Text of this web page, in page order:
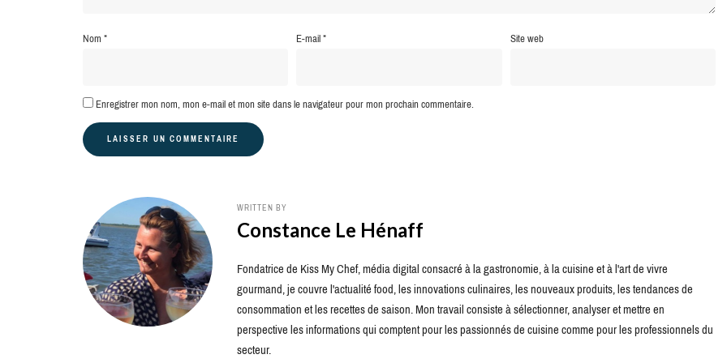
Nom* E-mail* Site web
Enregistrer mon nom, mon e-mail et mon site dans le navigateur pour mon prochain commentaire.
WRITTEN BY
Constance Le Hénaff
Fondatrice de Kiss My Chef, média digital consacré à la gastronomie, à la cuisine et à l'art de vivre
gourmand, je couvre l'actualité food, les innovations culinaires, les nouveaux produits, les tendances de
consommation et les recettes de saison. Mon travail consiste à sélectionner, analyser et mettre en
perspective les informations qui comptent pour les passionnés de cuisine comme pour les professionnels du
secteur.